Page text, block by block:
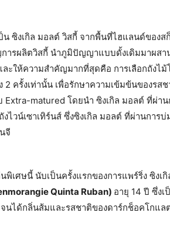
น ซิงเกิล มอลต์ วิสกี้ จากพื้นที่ไฮแลนด์ของ
ารผลิตวิสกี้ นำภูมิปัญญาแบบดั้งเดิมมาผสา
ละให้ความสำคัญมากที่สุดคือ การเลือกถังไ
2 ครั้งเท่านั้น เพื่อรักษาความเข้มข้นของร
Extra-matured โดยนำ ซิงเกิล มอลต์ ที่ผ่า
ไวน์เซาเทิร์นส์ ซึ่งซิงเกิล มอลต์ ที่ผ่านการ
จี
พิเศษนี้ นับเป็นครั้งแรกของการแพร์ริ่ง ซิง
Quinta Ruban) อายุ 14 ปี ซึ่ง
นได้กลิ่นส้มและรสชาติของดาร์กช็อคโกแล